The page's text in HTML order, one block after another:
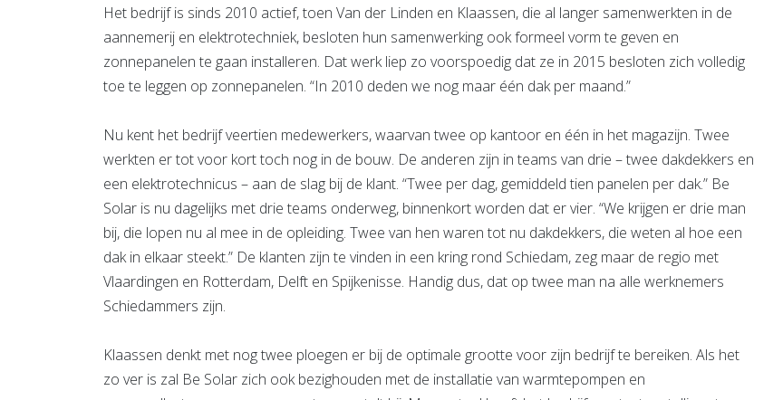
Het bedrijf is sinds 2010 actief, toen Van der Linden en Klaassen, die al langer samenwerkten in de
aannemerij en elektrotechniek, besloten hun samenwerking ook formeel vorm te geven en
zonnepanelen te gaan installeren. Dat werk liep zo voorspoedig dat ze in 2015 besloten zich volledig
toe te leggen op zonnepanelen. “In 2010 deden we nog maar één dak per maand.”
Nu kent het bedrijf veertien medewerkers, waarvan twee op kantoor en één in het magazijn. Twee
werkten er tot voor kort toch nog in de bouw. De anderen zijn in teams van drie – twee dakdekkers en
een elektrotechnicus – aan de slag bij de klant. “Twee per dag, gemiddeld tien panelen per dak.” Be
Solar is nu dagelijks met drie teams onderweg, binnenkort worden dat er vier. “We krijgen er drie man
bij, die lopen nu al mee in de opleiding. Twee van hen waren tot nu dakdekkers, die weten al hoe een
dak in elkaar steekt.” De klanten zijn te vinden in een kring rond Schiedam, zeg maar de regio met
Vlaardingen en Rotterdam, Delft en Spijkenisse. Handig dus, dat op twee man na alle werknemers
Schiedammers zijn.
Klaassen denkt met nog twee ploegen er bij de optimale grootte voor zijn bedrijf te bereiken. Als het
zo ver is zal Be Solar zich ook bezighouden met de installatie van warmtepompen en